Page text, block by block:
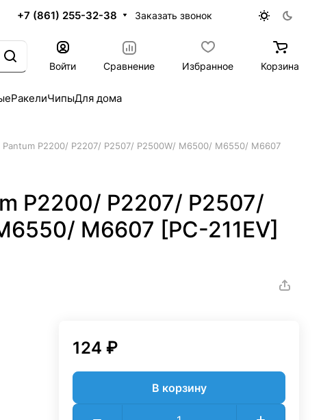
+7 (861) 255-32-38 Заказать звонок
Войти
Сравнение Избранное Корзина
РакелиЧипыДля дома
Pantum P2200/ P2207/ P2507/ P2500W/ M6500/ M6550/ M6607
P2200/ P2207/ P2507/
M6607 [PC-211EV]
124 ₽
В корзину